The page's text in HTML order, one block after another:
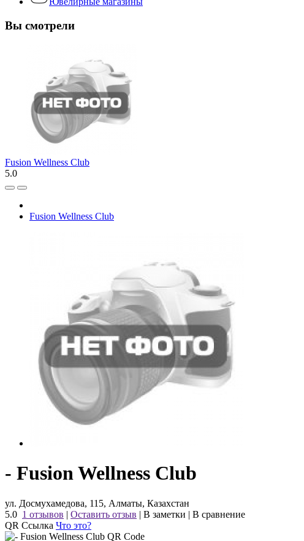
Вы смотрели
Fusion Wellness Club
5.0
Fusion Wellness Club
- Fusion Wellness Club
ул. Досмухамедова, 115, Алматы, Казахстан
5.0 1 отзывов | Оставить отзыв | В заметки | В сравнение
QR Ссылка Что это?